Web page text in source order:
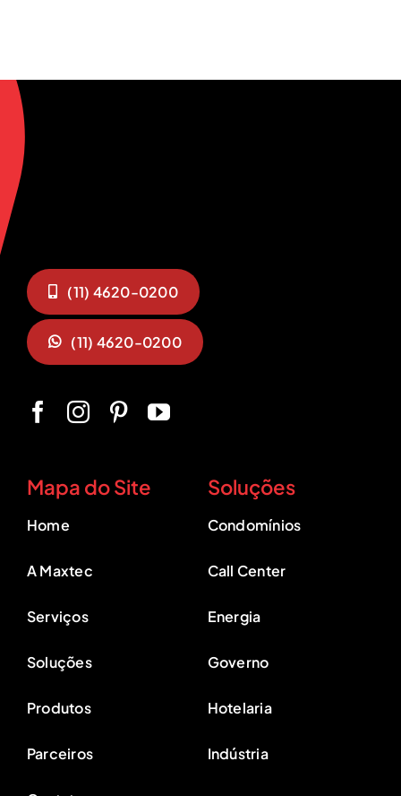
(11) 4620-0200
(11) 4620-0200
Mapa do Site
Home
A Maxtec
Serviços
Soluções
Produtos
Parceiros
Soluções
Condomínios
Call Center
Energia
Governo
Hotelaria
Indústria